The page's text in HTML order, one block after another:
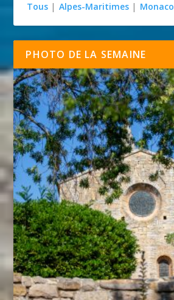
Tous | Alpes-Maritimes | Monaco
PHOTO DE LA SEMAINE